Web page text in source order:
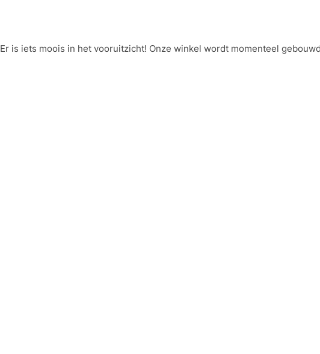
Er is iets moois in het vooruitzicht! Onze winkel wordt momenteel